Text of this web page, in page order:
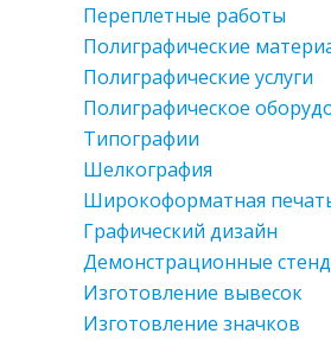
Переплетные работы
Полиграфические
Полиграфические услуги
Полиграфическое
Типографии
Шелкография
Широкоформатная
Графический дизайн
Демонстрационные
Изготовление вывесок
Изготовление значков